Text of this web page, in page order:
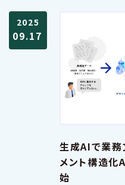
2025
09.17
生成AIで業務
メント構造化
始